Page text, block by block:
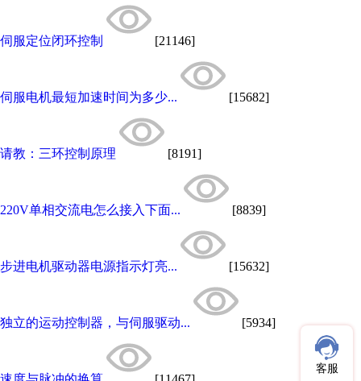
伺服定位闭环控制 [21146]
伺服电机最短加速时间为多少... [15682]
请教：三环控制原理 [8191]
220V单相交流电怎么接入下面... [8839]
步进电机驱动器电源指示灯亮... [15632]
独立的运动控制器，与伺服驱动... [5934]
客服